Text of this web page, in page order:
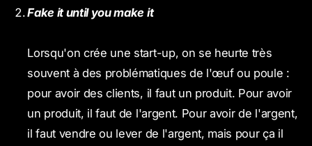
Fake it until you make it
Lorsqu'on crée une start-up, on se heurte très
souvent à des problématiques de l'œuf ou poule :
pour avoir des clients, il faut un produit. Pour avoir
un produit, il faut de l'argent. Pour avoir de l'argent,
il faut vendre ou lever de l'argent, mais pour ça il